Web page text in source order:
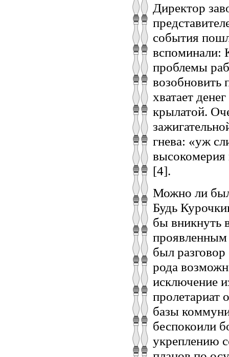
Директор
события
вспоминали:
проблемы
возобновить
хватает
крылатой.
гнева: «уж
высокомерия
[4].
Можно ли
Будь
бы вникнуть
проявленным
был
рода
исключение
пролетариат
базы
беспокоили
укреплению